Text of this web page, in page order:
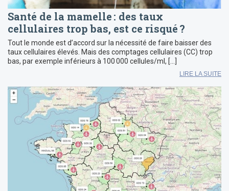
Santé de la mamelle : des taux
cellulaires trop bas, est ce risqué ?
Tout le monde est d’accord sur la nécessité de faire baisser des
taux cellulaires élevés. Mais des comptages cellulaires (CC) trop
bas, par exemple inférieurs à 100 000 cellules/ml, […]
LIRE LA SUITE